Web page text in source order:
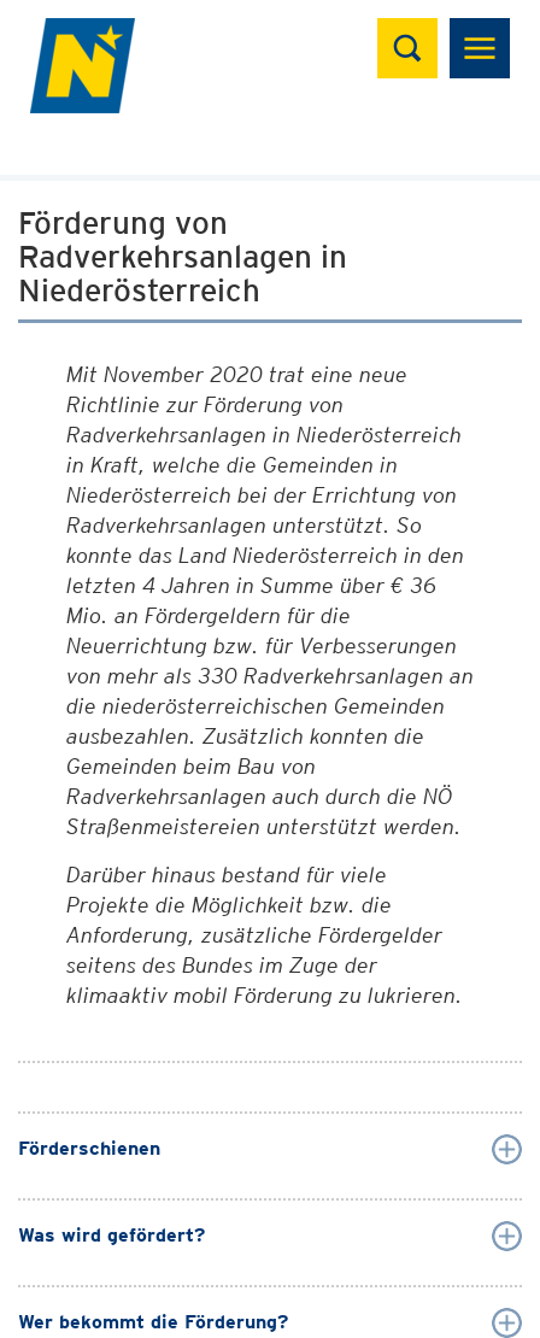
Suchen
Förderung von
Radverkehrsanlagen in
Niederösterreich
Mit November 2020 trat eine neue
Richtlinie zur Förderung von
Radverkehrsanlagen in Niederösterreich
in Kraft, welche die Gemeinden in
Niederösterreich bei der Errichtung von
Radverkehrsanlagen unterstützt. So
konnte das Land Niederösterreich in den
letzten 4 Jahren in Summe über € 36
Mio. an Fördergeldern für die
Neuerrichtung bzw. für Verbesserungen
von mehr als 330 Radverkehrsanlagen an
die niederösterreichischen Gemeinden
ausbezahlen. Zusätzlich konnten die
Gemeinden beim Bau von
Radverkehrsanlagen auch durch die NÖ
Straßenmeistereien unterstützt werden.
Darüber hinaus bestand für viele
Projekte die Möglichkeit bzw. die
Anforderung, zusätzliche Fördergelder
seitens des Bundes im Zuge der
klimaaktiv mobil Förderung zu lukrieren.
Förderschienen
Was wird gefördert?
Wer bekommt die Förderung?